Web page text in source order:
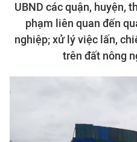
UBND các quận, huyện,
phạm liên quan đến
nghiệp; xử lý việc lấn,
trên đất nông